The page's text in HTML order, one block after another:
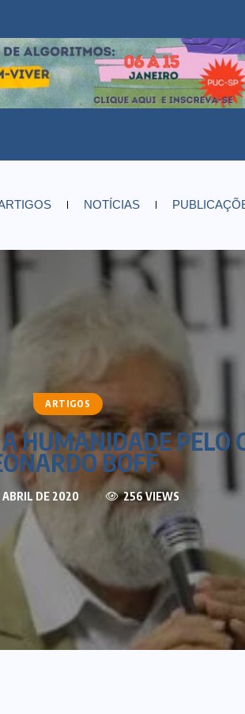
NOTÍCIAS
ARTIGOS
HUMANIDADE PELO
BOFF
ABRIL DE 2020 256 VIEWS